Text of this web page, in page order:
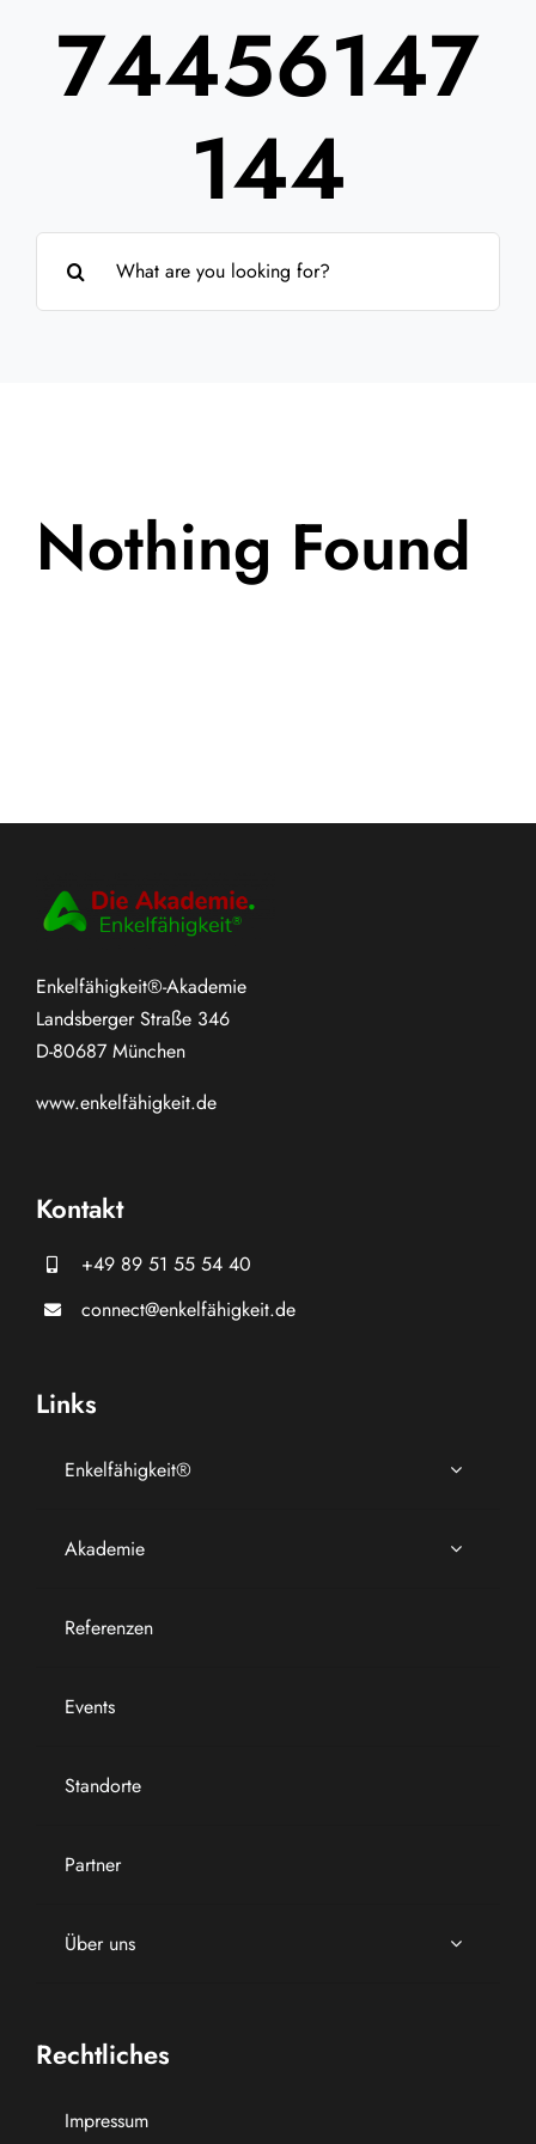
Über uns
74456147
144
nach:
Nothing Found
Enkelfähigkeit®-Akademie
Landsberger Straße 346
D-80687 München
www.enkelfähigkeit.de
Kontakt
+49 89 51 55 54 40
connect@enkelfähigkeit.de
Links
Enkelfähigkeit®
Akademie
Referenzen
Events
Standorte
Partner
Über uns
Rechtliches
Impressum